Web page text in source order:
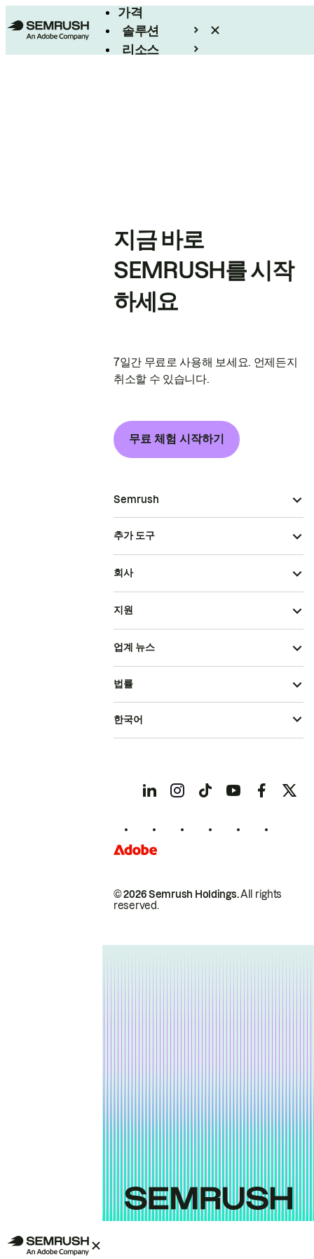
가격
솔루션
리소스
지금 바로
SEMRUSH를 시작
하세요
7일간 무료로 사용해 보세요. 언제든지
취소할 수 있습니다.
무료 체험 시작하기
Semrush
추가 도구
회사
지원
업계 뉴스
© 2026 Semrush Holdings.All rights
reserved.
법률
한국어